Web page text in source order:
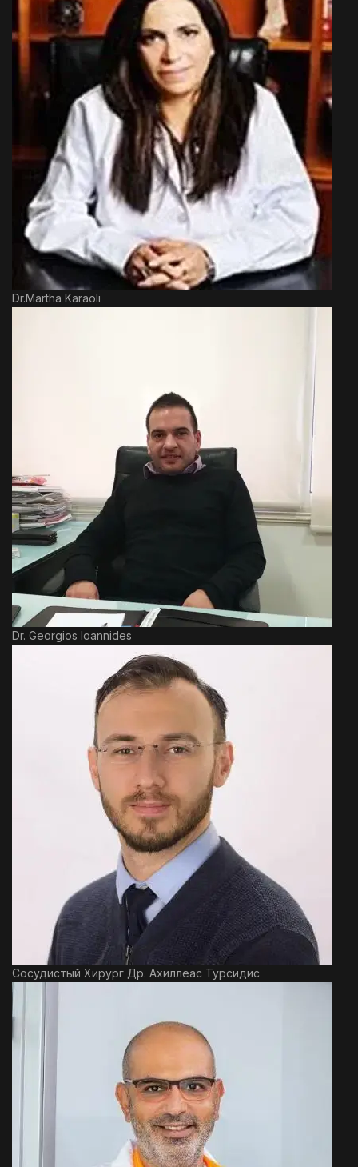
Dr.Martha Karaoli
Dr. Georgios Ioannides
Сосудистый Хирург Др. Ахиллеас Турсидис